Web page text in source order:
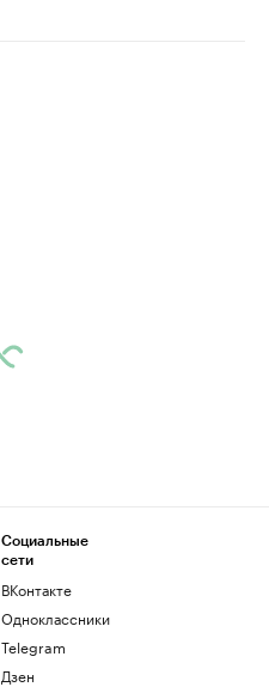
Социальные
сети
ВКонтакте
Одноклассники
Telegram
Дзен